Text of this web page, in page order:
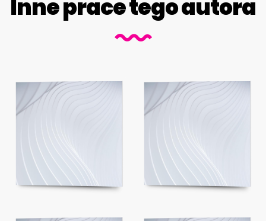
Inne prace tego autora